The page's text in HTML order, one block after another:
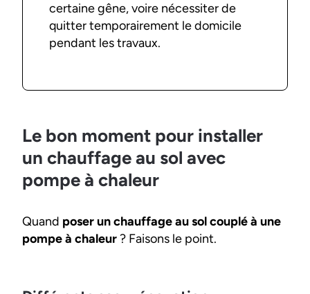
certaine gêne, voire nécessiter de
quitter temporairement le domicile
pendant les travaux.
Le bon moment pour installer
un chauffage au sol avec
pompe à chaleur
Quand poser un chauffage au sol couplé à une
pompe à chaleur? Faisons le point.